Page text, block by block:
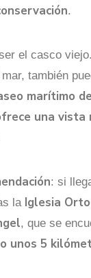
.
el casco
también
marítimo
una vista
: si
la Iglesia
, que se
unos 5